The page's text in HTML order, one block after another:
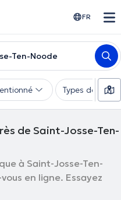
FR
Ten-Noode
Types de
de Saint-Josse-Ten-
à Saint-Josse-Ten-
en ligne. Essayez